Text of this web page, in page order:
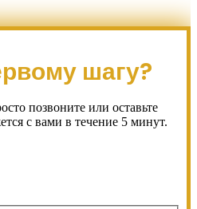
шагу?
позвоните или оставьте
с вами в течение 5 минут.